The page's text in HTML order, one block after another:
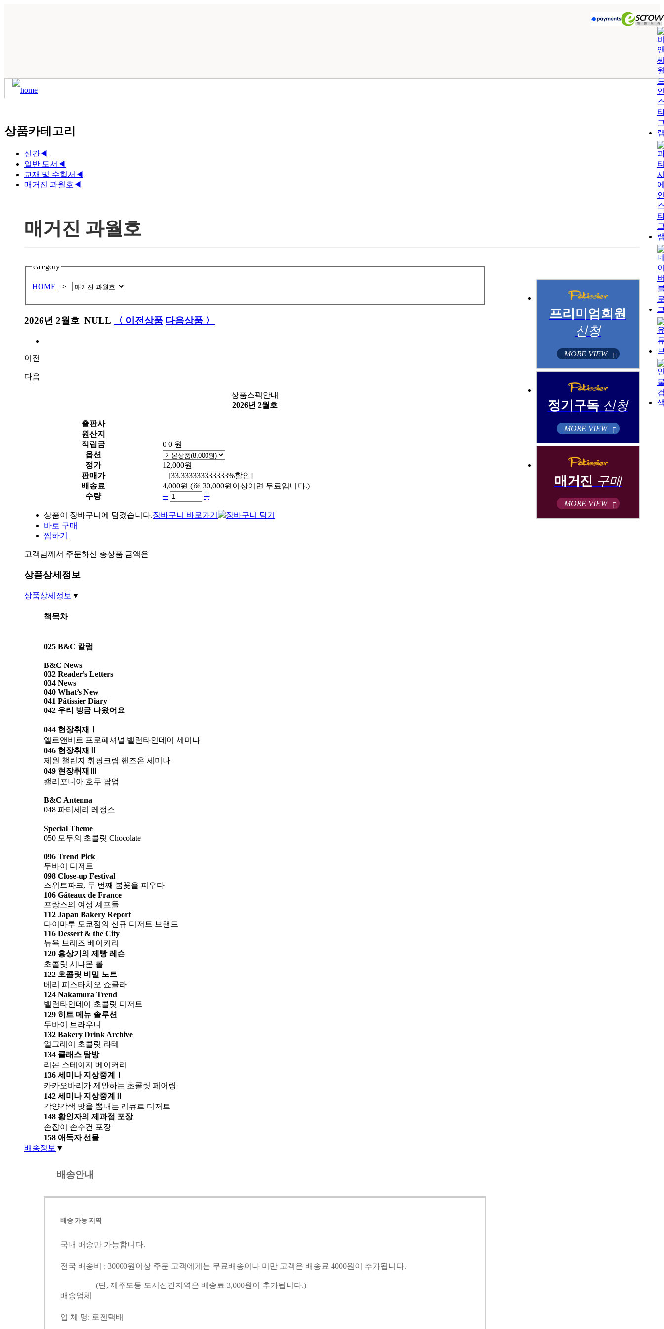
상품카테고리
신간◀
일반 도서 ◀
교재 및 수험서 ◀
매거진 과월호 ◀
매거진 과월호
category
HOME >
2026년 2월호 NULL 〈 이전상품 다음상품 〉
이전
다음
상품스펙안내
2026년 2월호
출판사
원산지
적립금
0 0 원
옵션
정가
12,000원
판매가
[33.333333333333%할인]
배송료
4,000원 (※ 30,000원이상이면 무료입니다.)
수량
─ ┼
상품이 장바구니에 담겼습니다.장바구니 바로가기
장바구니 담기
바로 구매
찜하기
고객님께서 주문하신 총상품 금액은
상품상세정보
상품상세정보 ▼
책목차
025 B&C 칼럼
B&C News
032 Reader’s Letters
034 News
040 What’s New
041 Pâtissier Diary
042 우리 방금 나왔어요
044 현장취재Ⅰ
엘르앤비르 프로페셔널 밸런타인데이 세미나
046 현장취재Ⅱ
제원 챌린지 휘핑크림 핸즈온 세미나
049 현장취재Ⅲ
캘리포니아 호두 팝업
B&C Antenna
048 파티세리 레정스
Special Theme
050 모두의 초콜릿 Chocolate
096 Trend Pick
두바이 디저트
098 Close-up Festival
스위트파크, 두 번째 봄꽃을 피우다
106 Gâteaux de France
프랑스의 여성 셰프들
112 Japan Bakery Report
다이마루 도쿄점의 신규 디저트 브랜드
116 Dessert & the City
뉴욕 브레즈 베이커리
120 홍상기의 제빵 레슨
초콜릿 시나몬 롤
122 초콜릿 비밀 노트
베리 피스타치오 쇼콜라
124 Nakamura Trend
밸런타인데이 초콜릿 디저트
129 히트 메뉴 솔루션
두바이 브라우니
132 Bakery Drink Archive
얼그레이 초콜릿 라테
134 클래스 탐방
리본 스테이지 베이커리
136 세미나 지상중계Ⅰ
카카오바리가 제안하는 초콜릿 페어링
142 세미나 지상중계Ⅱ
각양각색 맛을 뽐내는 리큐르 디저트
148 황인자의 제과점 포장
손잡이 손수건 포장
158 애독자 선물
배송정보 ▼
배송안내
배송 가능 지역
국내 배송만 가능합니다.
전국 배송비 : 30000원이상 주문 고객에게는 무료배송이나 미만 고객은 배송료 4000원이 추가됩니다.
(단, 제주도등 도서산간지역은 배송료 3,000원이 추가됩니다.)
배송업체
업 체 명: 로젠택배
프리미엄회원
신청
MORE VIEW
정기구독 신청
MORE VIEW
매거진 구매
MORE VIEW